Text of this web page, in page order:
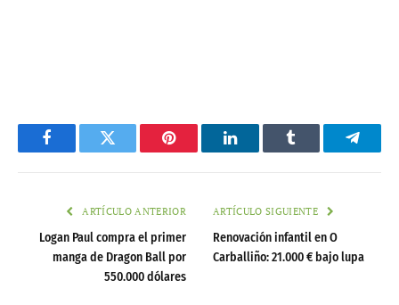
FacebookTwitter Pinterest LinkedInTumblr
ARTÍCULO ANTERIOR
Logan Paul compra el primer
manga de Dragon Ball por
550.000 dólares
ARTÍCULO SIGUIENTE
Renovación infantil en O
Carballiño: 21.000 € bajo lupa